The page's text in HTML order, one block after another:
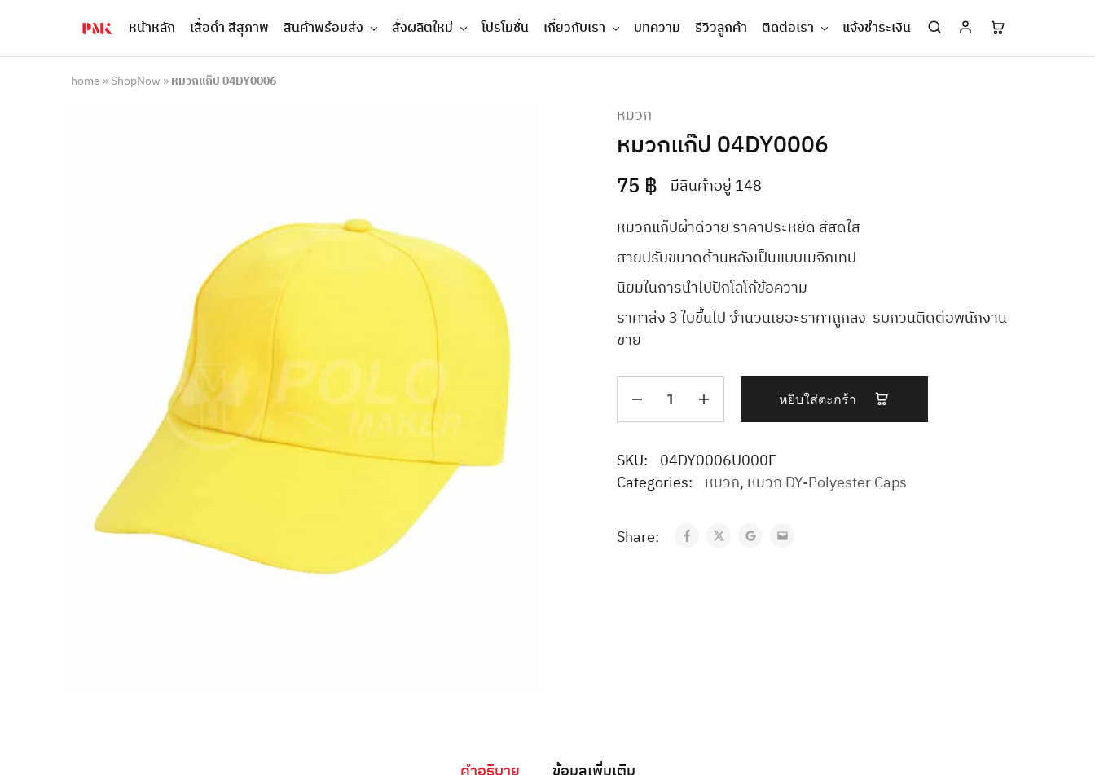
PMK
ผู้
ผลิต
สินค้า
ผู้
เสื้อ
โปโล
ยูนิฟอร์ม
หน้าหลัก เสื้อดำ สีสุภาพ สินค้าพร้อมส่ง สั่งผลิตใหม่ โปรโมชั่น เกี่ยวกับเรา บทความ รีวิวลูกค้า ติดต่อเรา แจ้งชำระเงิน
home »ShopNow »หมวกแก๊ป 04DY0006
หมวก
หมวกแก๊ป 04DY0006
75 ฿ มีสินค้าอยู่ 148
หมวกแก๊ปผ้าดีวาย ราคาประหยัด สีสดใส
สายปรับขนาดด้านหลังเป็นแบบเมจิกเทป
นิยมในการนำไปปักโลโก้ข้อความ
ราคาส่ง 3 ใบขึ้นไป จำนวนเยอะราคาถูกลง รบกวนติดต่อพนักงาน
ขาย
หยิบใส่ตะกร้า
SKU: 04DY0006U000F
Categories: หมวก, หมวก DY-Polyester Caps
Share: